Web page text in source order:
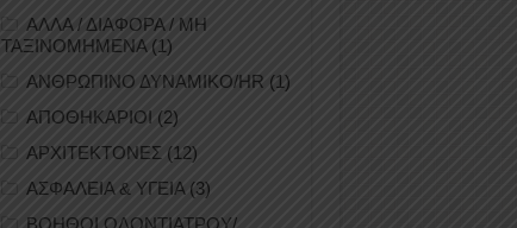
ΑΛΛΑ / ΔΙΑΦΟΡΑ / ΜΗ
ΤΑΞΙΝΟΜΗΜΕΝΑ(1)
ΑΝΘΡΩΠΙΝΟ ΔΥΝΑΜΙΚΟ/HR (1)
ΑΠΟΘΗΚΑΡΙΟΙ (2)
ΑΡΧΙΤΕΚΤΟΝΕΣ (12)
ΑΣΦΑΛΕΙΑ & ΥΓΕΙΑ (3)
ΒΟΗΘΟΙ ΟΔΟΝΤΙΑΤΡΟΥ/